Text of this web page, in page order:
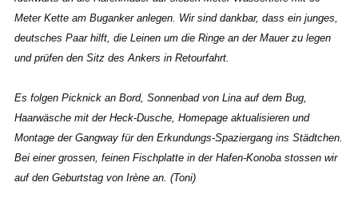
Meter Kette am Buganker anlegen. Wir sind dankbar, dass ein junges,
deutsches Paar hilft, die Leinen um die Ringe an der Mauer zu legen
und prüfen den Sitz des Ankers in Retourfahrt.
Es folgen Picknick an Bord, Sonnenbad von Lina auf dem Bug,
Haarwäsche mit der Heck-Dusche, Homepage aktualisieren und
Montage der Gangway für den Erkundungs-Spaziergang ins Städtchen.
Bei einer grossen, feinen Fischplatte in der Hafen-Konoba stossen wir
auf den Geburtstag von Irène an. (Toni)